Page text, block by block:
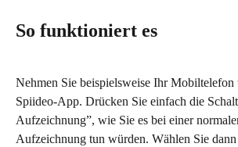
So funktioniert es
Nehmen Sie beispielsweise Ihr
Spiideo-App. Drücken Sie einfach die
Aufzeichnung”, wie Sie es bei einer
Aufzeichnung tun würden. Wählen Sie